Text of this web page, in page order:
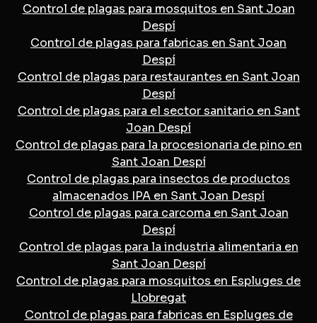
Control de plagas para mosquitos en Sant Joan
Despí
Control de plagas para fabricas en Sant Joan
Despí
Control de plagas para restaurantes en Sant Joan
Despí
Control de plagas para el sector sanitario en Sant
Joan Despí
Control de plagas para la procesionaria de pino en
Sant Joan Despí
Control de plagas para insectos de productos
almacenados IPA en Sant Joan Despí
Control de plagas para carcoma en Sant Joan
Despí
Control de plagas para la industria alimentaria en
Sant Joan Despí
Control de plagas para mosquitos en Espluges de
Llobregat
Control de plagas para fabricas en Espluges de